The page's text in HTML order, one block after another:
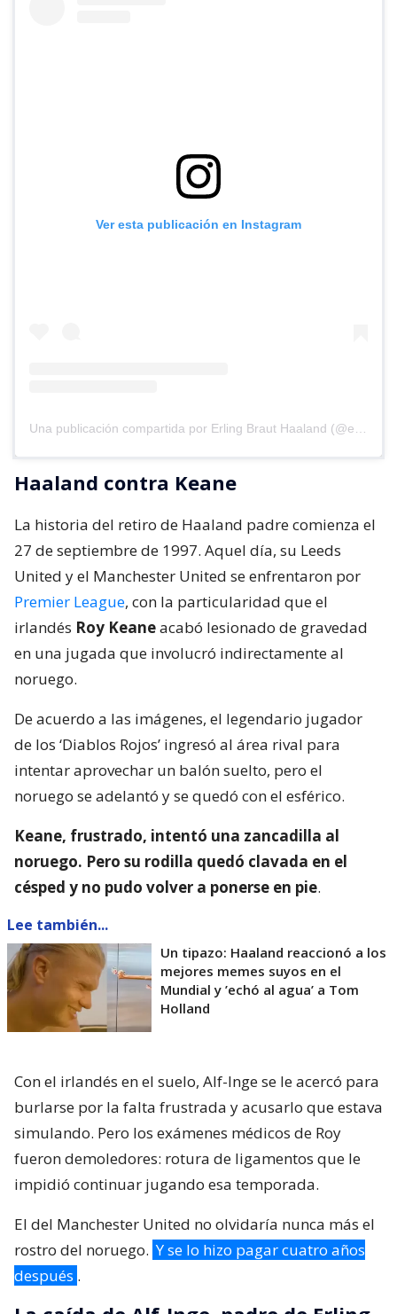
Ver esta publicación en Instagram
Haaland contra Keane
La historia del retiro de Haaland padre comienza el
27 de septiembre de 1997. Aquel día, su Leeds
United y el Manchester United se enfrentaron por
Premier League, con la particularidad que el
irlandés Roy Keaneacabó lesionado de gravedad
en una jugada que involucró indirectamente al
noruego.
De acuerdo a las imágenes, el legendario jugador
de los ‘Diablos Rojos’ ingresó al área rival para
intentar aprovechar un balón suelto, pero el
noruego se adelantó y se quedó con el esférico.
Keane, frustrado, intentó una zancadilla al
noruego. Pero su rodilla quedó clavada en el
césped y no pudo volver a ponerse en pie.
Lee también...
Un tipazo: Haaland reaccionó a los
mejores memes suyos en el
Mundial y ’echó al agua’ a Tom
Holland
Con el irlandés en el suelo, Alf-Inge se le acercó para
burlarse por la falta frustrada y acusarlo que estava
simulando. Pero los exámenes médicos de Roy
fueron demoledores: rotura de ligamentos que le
impidió continuar jugando esa temporada.
El del Manchester United no olvidaría nunca más el
rostro del noruego. Y se lo hizo pagar cuatro años
después .